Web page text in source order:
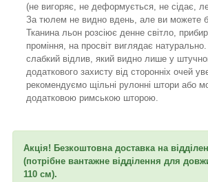
(не вигоряє, не деформується, не сідає,
За тюлем не видно вдень, але ви можете
Тканина льон розсіює денне світло,
проміння, на просвіт виглядає
слабкий відлив, який видно лише у
додаткового захисту від сторонніх очей
рекомендуємо щільні рулонні штори або
додатковою римською шторою.
Акція! Безкоштовна доставка на
(потрібне вантажне відділення для
110 см).